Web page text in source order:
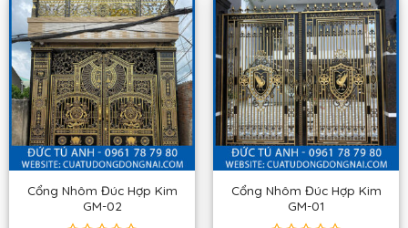
5
sao
5
sao
Cổng Nhôm Đúc Hợp Kim
GM-02
Cổng Nhôm Đúc Hợp Kim
GM-01